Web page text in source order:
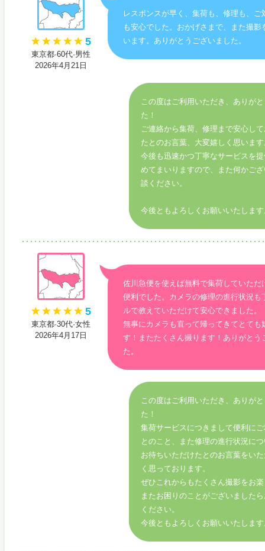
5
東京都·60代·男性
2026年4月21日
レスポンスが早く、集荷も、修理も、ご
も安心でした。おかげさまで、また撮影
います。ありがとうございました。
この度はご利用いただき、ありが
た！
ご連絡から集荷、修理まで安心し
たとのお言葉、大変嬉しく思いま
今後も迅速かつ丁寧なサービスを
めてまいりますので、また何かご
談ください。
今後ともよろしくお願いいたしま
5
東京都·30代·女性
2026年4月17日
佐川急便を使えば無料で集荷していただ
便利でした。カメラの修理の進行状況も
ルで教えていただけて安心できました。
無事にカメラも直って帰ってきてとても
す！またたくさん撮ります！ありがとう
た。
この度はご利用いただき、ありが
た！
集荷サービスにつきまして便利に
とのこと、また修理の進行状況に
お待ちいただけたとのお言葉をい
く思っております。
ぜひこれからもたくさん撮影をお
またお困りのことがございました
ください。
今後ともよろしくお願いいたしま